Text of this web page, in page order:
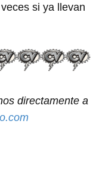
si ya llevan
directamente a